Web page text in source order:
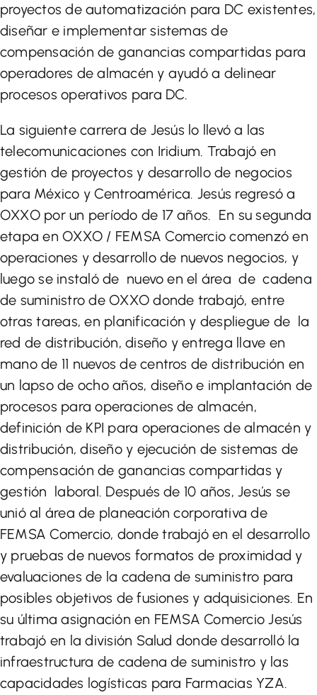
proyectos de automatización para DC existentes,
diseñar e implementar sistemas de
compensación de ganancias compartidas para
operadores de almacén y ayudó a delinear
procesos operativos para DC.
La siguiente carrera de Jesús lo llevó a las
telecomunicaciones con Iridium. Trabajó en
gestión de proyectos y desarrollo de negocios
para México y Centroamérica. Jesús regresó a
OXXO por un período de 17 años. En su segunda
etapa en OXXO / FEMSA Comercio comenzó en
operaciones y desarrollo de nuevos negocios, y
luego se instaló de nuevo en el área de cadena
de suministro de OXXO donde trabajó, entre
otras tareas, en planificación y despliegue de la
red de distribución, diseño y entrega llave en
mano de 11 nuevos de centros de distribución en
un lapso de ocho años, diseño e implantación de
procesos para operaciones de almacén,
definición de KPI para operaciones de almacén y
distribución, diseño y ejecución de sistemas de
compensación de ganancias compartidas y
gestión laboral. Después de 10 años, Jesús se
unió al área de planeación corporativa de
FEMSA Comercio, donde trabajó en el desarrollo
y pruebas de nuevos formatos de proximidad y
evaluaciones de la cadena de suministro para
posibles objetivos de fusiones y adquisiciones. En
su última asignación en FEMSA Comercio Jesús
trabajó en la división Salud donde desarrolló la
infraestructura de cadena de suministro y las
capacidades logísticas para Farmacias YZA.